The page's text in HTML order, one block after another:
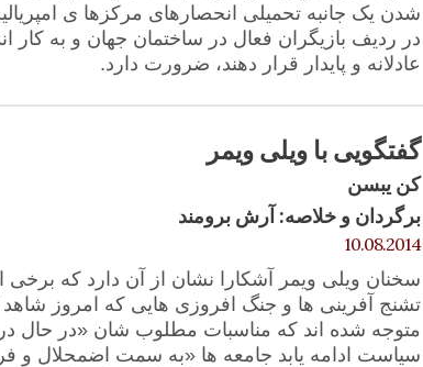
شدن یک جانبه تحمیلی انحصارهای مرکزها ی
در ردیف بازیگران فعال در ساختمان جهان و به کار
عادلانه و پایدار قرار دهند، ضرورت دارد.
گفتگویی با ویلی ویمر
کن یبسن
برگردان و خلاصه: آرش برومند
10.08.2014
سخنان ویلی ویمر آشکارا نشان از آن دارد که برخی
تشنج آفرینی ها و جنگ افروزی هایی که امروز شاهد
متوجه شده اند که مناسبات مطلوب شان «در حال
سیاست ادامه یابد جامعه ها «به سمت اضمحلال و